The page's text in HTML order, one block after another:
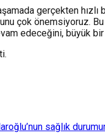
gerçekten
çok
edeceğini, büyük
sağlık